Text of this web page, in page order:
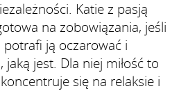
Katie z pasją
na zobowiązania, jeśli
ją oczarować i
jest. Dla niej miłość to
się na relaksie i